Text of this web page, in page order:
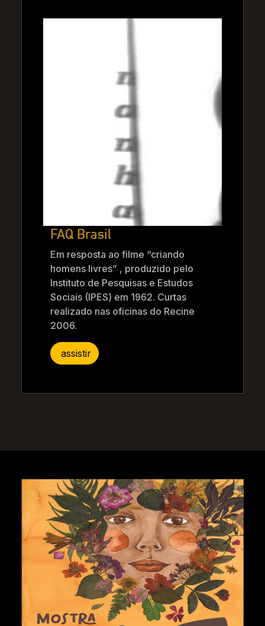
FAQ Brasil
Em resposta ao filme “criando
homens livres” , produzido pelo
Instituto de Pesquisas e Estudos
Sociais (IPES) em 1962. Curtas
realizado nas oficinas do Recine
2006.
assistir